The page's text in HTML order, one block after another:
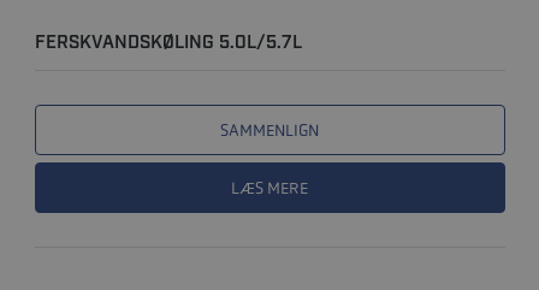
FERSKVANDSKØLING 5.0L/5.7L
SAMMENLIGN
LÆS MERE